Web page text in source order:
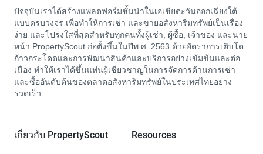
ปัจจุบันเราได้สร้างแพลตฟอร์มชั้นนำในเอเชียตะวันออกเฉียงใต้
แบบครบวงจร เพื่อทำให้การเช่า และขายอสังหาริมทรัพย์เป็นเรื่อง
ง่าย และโปร่งใสที่สุดสำหรับทุกคนทั้งผู้เช่า, ผู้ซื้อ, เจ้าของ และนาย
หน้า PropertyScout ก่อตั้งขึ้นในปีพ.ศ. 2563 ด้วยอัตราการเติบโต
ก้าวกระโดดและการพัฒนาสินค้าและบริการอย่างเข้มข้นและต่อ
เนื่อง ทำให้เราได้ขึ้นแท่นผู้เชี่ยวชาญในการจัดการด้านการเช่า
และซื้ออันดับต้นของตลาดอสังหาริมทรัพย์ในประเทศไทยอย่าง
รวดเร็ว
เกี่ยวกับ PropertyScout Resources